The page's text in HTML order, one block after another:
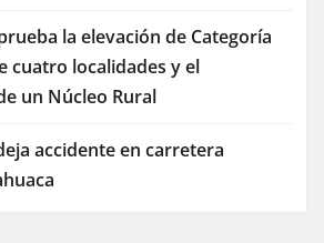
la elevación de Categoría
cuatro localidades y el
un Núcleo Rural
accidente en carretera